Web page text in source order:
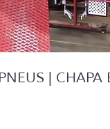
| CHAPA